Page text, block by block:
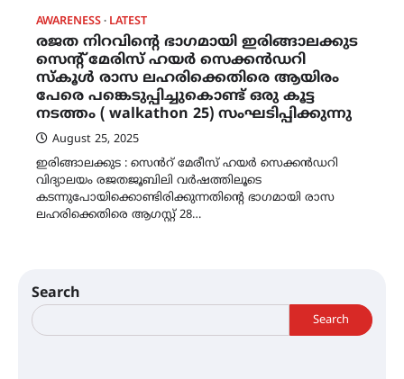
AWARENESS LATEST
രജത നിറവിന്റെ ഭാഗമായി ഇരിങ്ങാലക്കുട
സെന്റ് മേരിസ് ഹയർ സെക്കൻഡറി
സ്കൂൾ രാസ ലഹരിക്കെതിരെ ആയിരം
പേരെ പങ്കെടുപ്പിച്ചുകൊണ്ട് ഒരു കൂട്ട
നടത്തം ( walkathon 25) സംഘടിപ്പിക്കുന്നു
August 25, 2025
ഇരിങ്ങാലക്കുട : സെൻറ് മേരീസ് ഹയർ സെക്കൻഡറി
വിദ്യാലയം രജതജൂബിലി വർഷത്തിലൂടെ
കടന്നുപോയിക്കൊണ്ടിരിക്കുന്നതിന്റെ ഭാഗമായി രാസ
ലഹരിക്കെതിരെ ആഗസ്റ്റ് 28…
Search
Search